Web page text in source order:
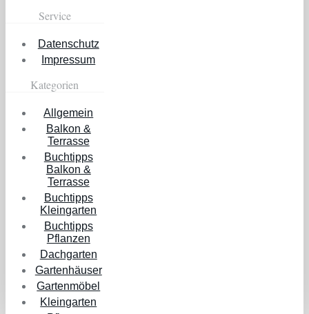
Service
Datenschutz
Impressum
Kategorien
Allgemein
Balkon &
Terrasse
Buchtipps
Balkon &
Terrasse
Buchtipps
Kleingarten
Buchtipps
Pflanzen
Dachgarten
Gartenhäuser
Gartenmöbel
Kleingarten